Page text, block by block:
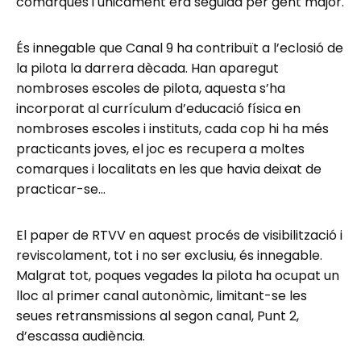
És innegable que Canal 9 ha contribuït a l’eclosió de
la pilota la darrera dècada. Han aparegut
nombroses escoles de pilota, aquesta s’ha
incorporat al currículum d’educació física en
nombroses escoles i instituts, cada cop hi ha més
practicants joves, el joc es recupera a moltes
comarques i localitats en les que havia deixat de
practicar-se…
El paper de RTVV en aquest procés de visibilització i
reviscolament, tot i no ser exclusiu, és innegable.
Malgrat tot, poques vegades la pilota ha ocupat un
lloc al primer canal autonòmic, limitant-se les
seues retransmissions al segon canal, Punt 2,
d’escassa audiència.